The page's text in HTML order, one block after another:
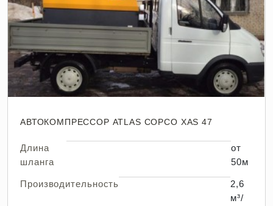
АВТОКОМПРЕССОР ATLAS COPCO XAS 47
Длина
шланга
от
50м
Производительность
2,6
м³/